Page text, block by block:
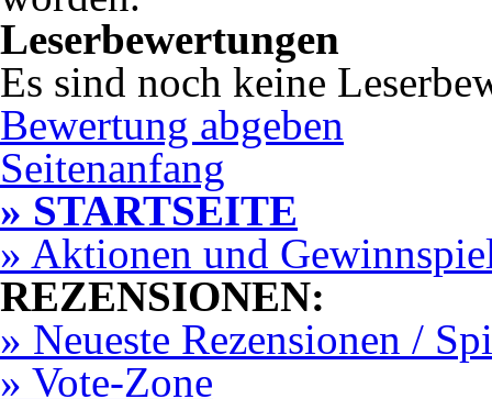
Leserbewertungen
Es sind noch keine
Bewertung abgeben
Seitenanfang
» STARTSEITE
» Aktionen und
REZENSIONEN:
» Neueste Rezensionen /
» Vote-Zone